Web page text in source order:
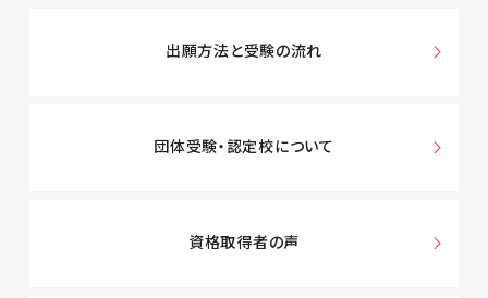
出願方法と受験の流れ
団体受験・認定校について
資格取得者の声